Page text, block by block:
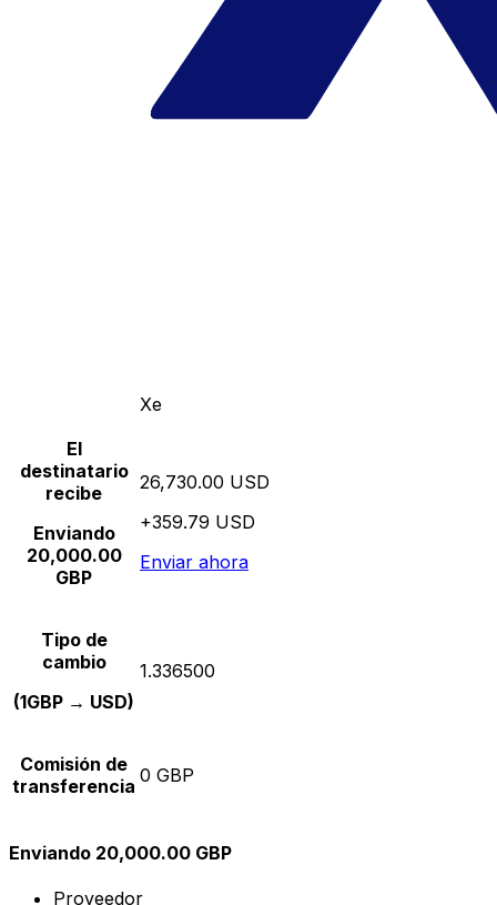
Xe
El
destinatario
recibe
Enviando
20,000.00
GBP
26,730.00 USD
+359.79 USD
Enviar ahora
Tipo de
cambio
(1GBP → USD)
1.336500
Comisión de
transferencia 0 GBP
Enviando 20,000.00 GBP
Proveedor